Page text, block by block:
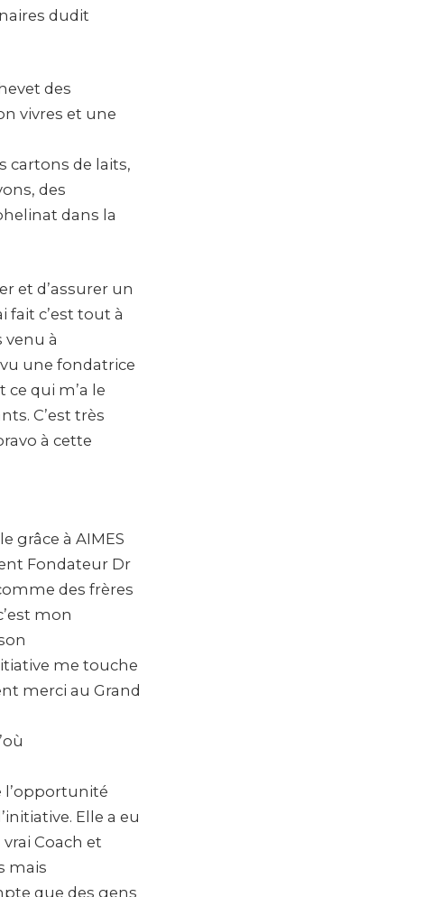
dudit
des
vivres et une
cartons de laits,
des
dans la
et d’assurer un
fait c’est tout à
venu à
une fondatrice
ce qui m’a le
C’est très
à cette
grâce à AIMES
Fondateur Dr
des frères
mon
me touche
merci au Grand
l’opportunité
Elle a eu
Coach et
mais
que des gens